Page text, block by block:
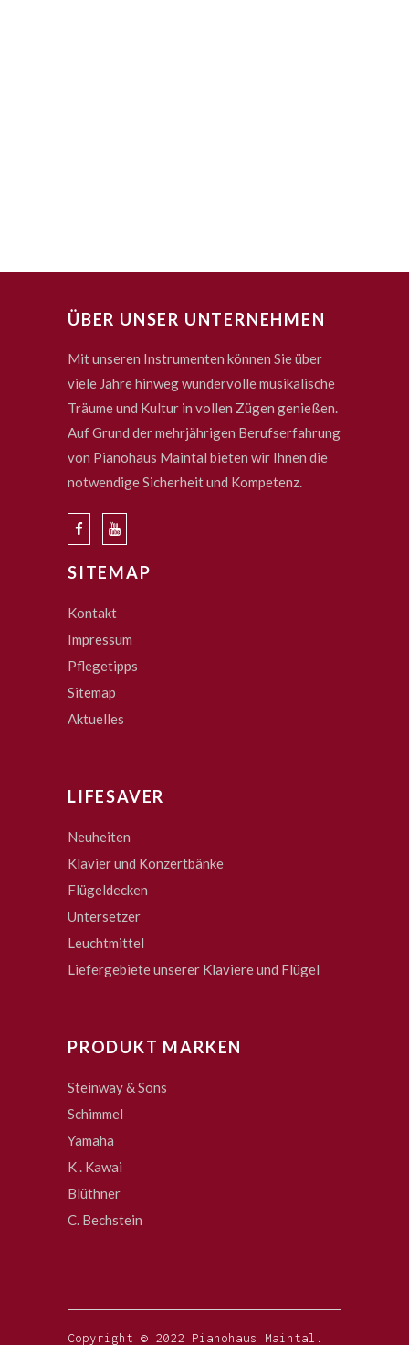
ÜBER UNSER UNTERNEHMEN
Mit unseren Instrumenten können Sie über
viele Jahre hinweg wundervolle musikalische
Träume und Kultur in vollen Zügen genießen.
Auf Grund der mehrjährigen Berufserfahrung
von Pianohaus Maintal bieten wir Ihnen die
notwendige Sicherheit und Kompetenz.
SITEMAP
Kontakt
Impressum
Pflegetipps
Sitemap
Aktuelles
LIFESAVER
Neuheiten
Klavier und Konzertbänke
Flügeldecken
Untersetzer
Leuchtmittel
Liefergebiete unserer Klaviere und Flügel
PRODUKT MARKEN
Steinway & Sons
Schimmel
Yamaha
K . Kawai
Blüthner
C. Bechstein
Copyright © 2022 Pianohaus Maintal.